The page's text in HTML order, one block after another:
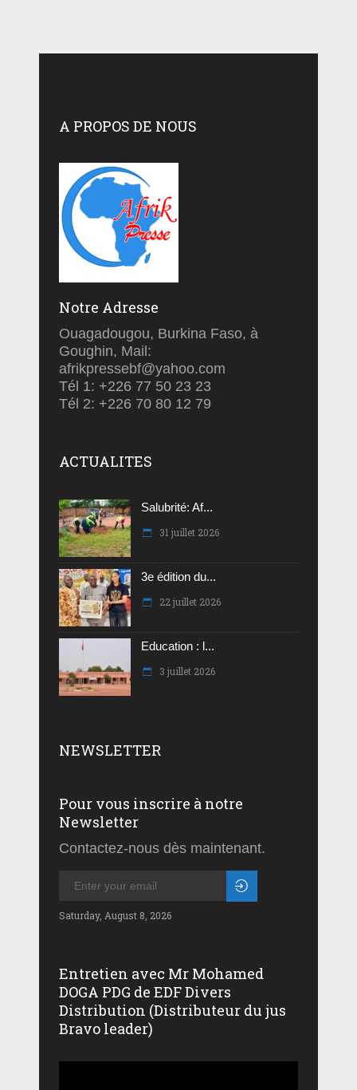
A PROPOS DE NOUS
Notre Adresse
Ouagadougou, Burkina Faso, à
Goughin, Mail:
afrikpressebf@yahoo.com
Tél 1: +226 77 50 23 23
Tél 2: +226 70 80 12 79
ACTUALITES
Salubrité: Af...
31 juillet 2026
3e édition du...
22 juillet 2026
Education : l...
3 juillet 2026
NEWSLETTER
Pour vous inscrire à notre
Newsletter
Contactez-nous dès maintenant.
Saturday, August 8, 2026
Entretien avec Mr Mohamed
DOGA PDG de EDF Divers
Distribution (Distributeur du jus
Bravo leader)